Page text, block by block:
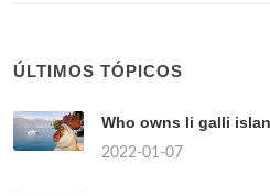
ÚLTIMOS TÓPICOS
Who owns li galli
2022-01-07